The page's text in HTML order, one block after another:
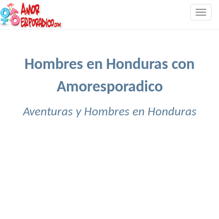
Hombres en Honduras con
Amoresporadico
Aventuras y Hombres en Honduras